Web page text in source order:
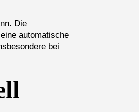
Die
automatische
bei